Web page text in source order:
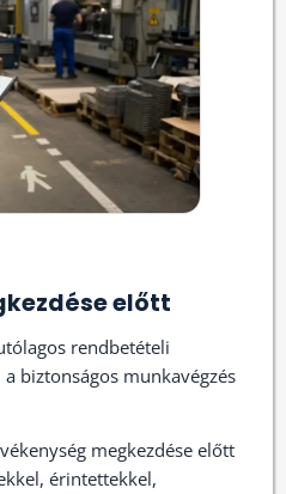
előtt
rendbetételi
biztonságos munkavégzés
megkezdése előtt
érintettekkel,